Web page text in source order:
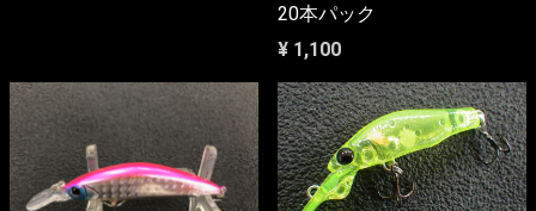
20本パック
¥ 1,100